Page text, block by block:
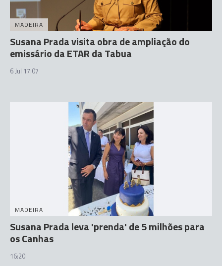
MADEIRA
Susana Prada visita obra de ampliação do
emissário da ETAR da Tabua
6 Jul 17:07
MADEIRA
Susana Prada leva 'prenda' de 5 milhões para
os Canhas
16:20